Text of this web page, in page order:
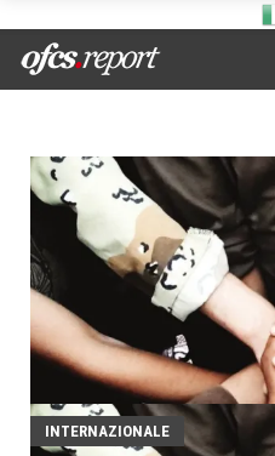
INTERNAZIONALE